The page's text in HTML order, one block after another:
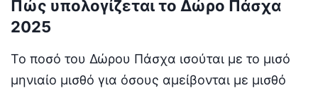
Πώς υπολογίζεται το Δώρο Πάσχα
2025
Το ποσό του Δώρου Πάσχα ισούται με το μισό
μηνιαίο μισθό για όσους αμείβονται με μισθό